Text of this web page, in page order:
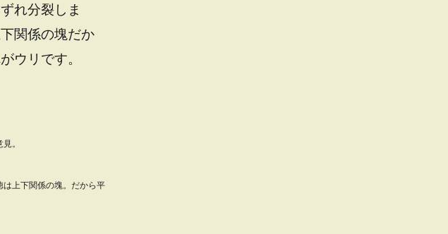
れ分裂しま
関係の塊だか
ウリです。
。
上下関係の塊。だから平